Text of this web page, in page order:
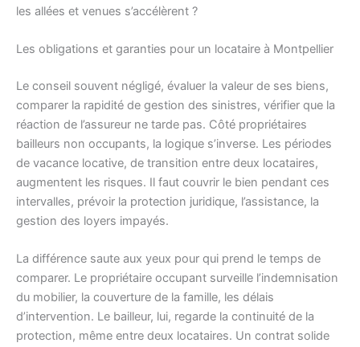
les allées et venues s’accélèrent ?
Les obligations et garanties pour un locataire à Montpellier
Le conseil souvent négligé, évaluer la valeur de ses biens,
comparer la rapidité de gestion des sinistres, vérifier que la
réaction de l’assureur ne tarde pas. Côté propriétaires
bailleurs non occupants, la logique s’inverse. Les périodes
de vacance locative, de transition entre deux locataires,
augmentent les risques. Il faut couvrir le bien pendant ces
intervalles, prévoir la protection juridique, l’assistance, la
gestion des loyers impayés.
La différence saute aux yeux pour qui prend le temps de
comparer. Le propriétaire occupant surveille l’indemnisation
du mobilier, la couverture de la famille, les délais
d’intervention. Le bailleur, lui, regarde la continuité de la
protection, même entre deux locataires. Un contrat solide